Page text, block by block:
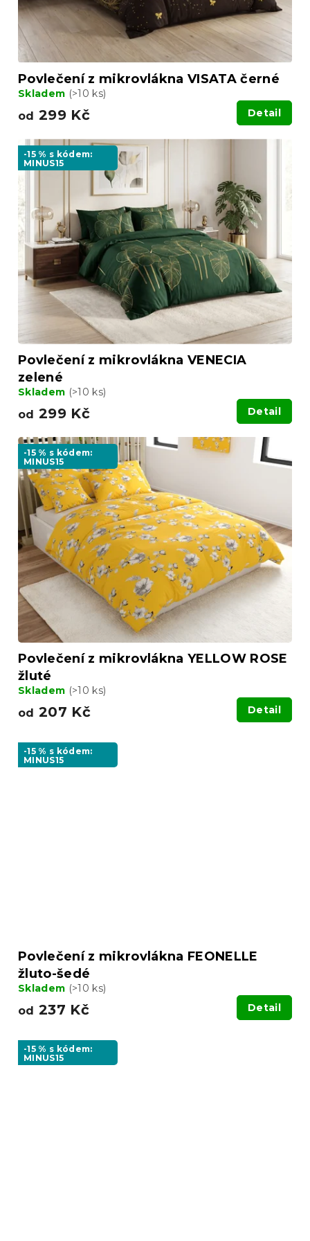
k
Povlečení z mikrovlákna VISATA černé
Skladem (>10 ks)
od 299 Kč Detail
-15 % s kódem:
MINUS15
Povlečení z mikrovlákna VENECIA
zelené
Skladem (>10 ks)
od 299 Kč Detail
-15 % s kódem:
MINUS15
Povlečení z mikrovlákna YELLOW ROSE
žluté
Skladem (>10 ks)
od 207 Kč Detail
-15 % s kódem:
MINUS15
Povlečení z mikrovlákna FEONELLE
žluto-šedé
Skladem (>10 ks)
od 237 Kč Detail
-15 % s kódem:
MINUS15